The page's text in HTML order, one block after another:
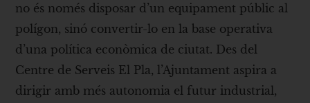
no és només disposar d’un equipament públic al
polígon, sinó convertir-lo en la base operativa
d’una política econòmica de ciutat. Des del
Centre de Serveis El Pla, l’Ajuntament aspira a
dirigir amb més autonomia el futur industrial,